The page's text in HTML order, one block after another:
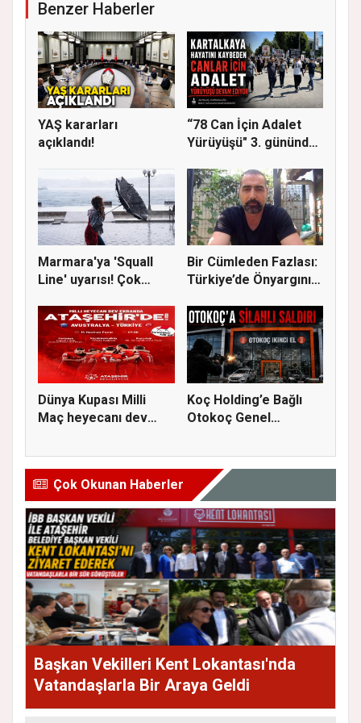
Benzer Haberler
YAŞ kararları
açıklandı!
“78 Can İçin Adalet
Yürüyüşü" 3. gününde
Marmara'ya 'Squall
Line' uyarısı! Çok
Bir Cümleden Fazlası:
Türkiye’de Önyargının
Dünya Kupası Milli
Maç heyecanı dev
Koç Holding’e Bağlı
Otokoç Genel
Çok Okunan Haberler
Başkan Vekilleri Kent Lokantası'nda
Vatandaşlarla Bir Araya Geldi